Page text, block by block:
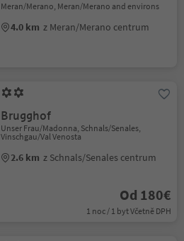
Meran/Merano, Meran/Merano and environs
4.0 km z Meran/Merano centrum
Brugghof
Unser Frau/Madonna, Schnals/Senales,
Vinschgau/Val Venosta
2.6 km z Schnals/Senales centrum
Od 180€
1 noc / 1 byt Včetně DPH